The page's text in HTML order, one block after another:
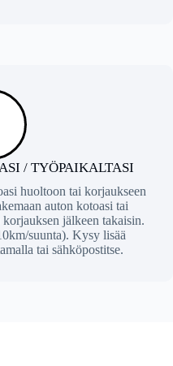
/ TYÖPAIKALTASI
huoltoon tai korjaukseen
auton kotoasi tai
jälkeen takaisin.
suunta). Kysy lisää
tai sähköpostitse.